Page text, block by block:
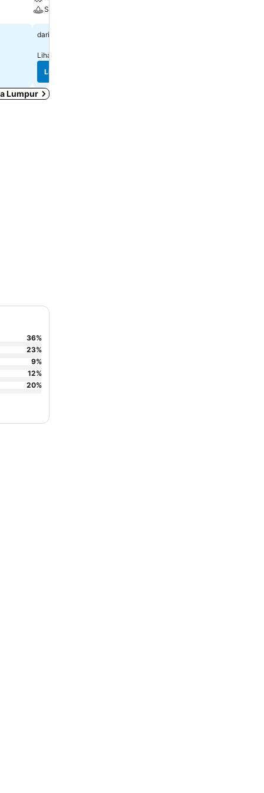
Spa
dari
Lihat harga di
Lihat harga
Lumpur
36%
23%
9%
12%
20%